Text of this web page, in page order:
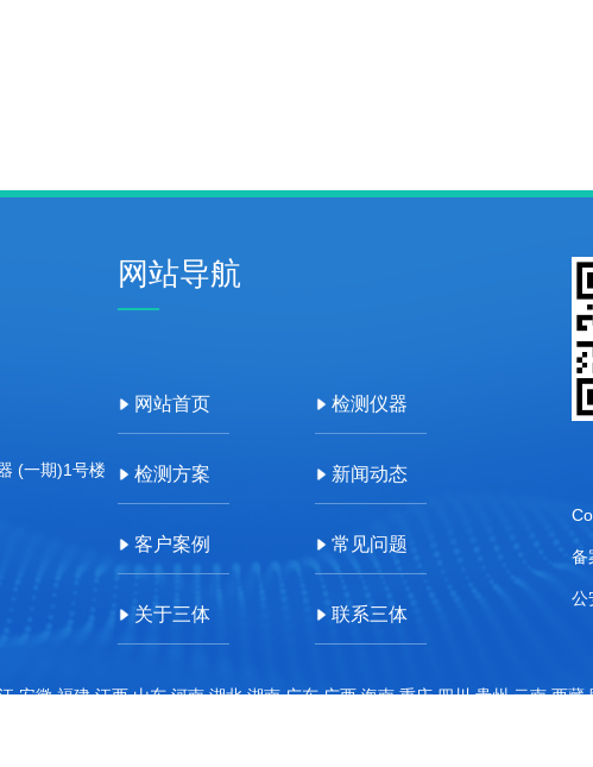
(一期)1号楼
网站导航
网站首页 检测仪器
检测方案 新闻动态
客户案例 常见问题
关于三体 联系三体
备
公
安徽,福建,江西,山东,河南,湖北,湖南,广东,广西,海南,重庆,四川,贵州,云南,西藏